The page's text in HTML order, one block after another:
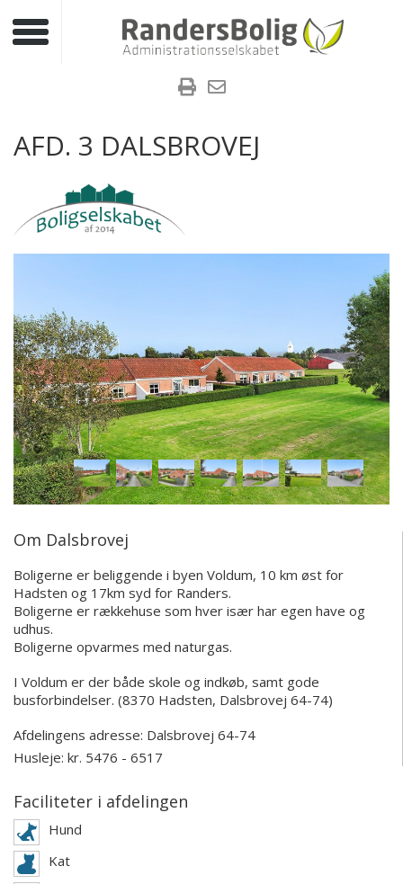
Toggle navigation
AFD. 3 DALSBROVEJ
Om Dalsbrovej
Boligerne er beliggende i byen Voldum, 10 km øst for
Hadsten og 17km syd for Randers.
Boligerne er rækkehuse som hver især har egen have og
udhus.
Boligerne opvarmes med naturgas.
I Voldum er der både skole og indkøb, samt gode
busforbindelser. (8370 Hadsten, Dalsbrovej 64-74)
Afdelingens adresse: Dalsbrovej 64-74
Husleje: kr. 5476 - 6517
Faciliteter i afdelingen
Hund
Kat